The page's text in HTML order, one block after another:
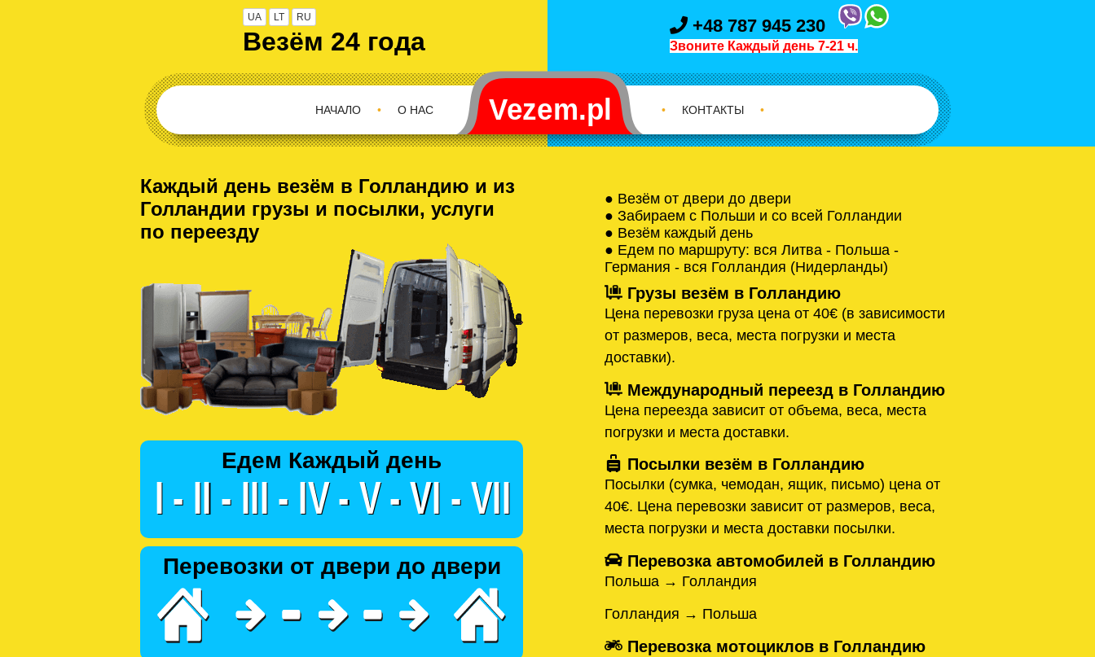
UA LT RU
Везём 24 года
+48 787 945 230
Звоните Каждый день 7-21 ч.
О НАС
•
НАЧАЛО • КОНТАКТЫ •
Каждый день везём в Голландию и из
Голландии грузы и посылки, услуги
по переезду
Едем Каждый день
Перевозки от двери до двери
● Везём от двери до двери
● Забираем с Польши и со всей Голландии
● Везём каждый день
● Едем по маршруту: вся Литва - Польша -
Германия - вся Голландия (Нидерланды)
Грузы везём в Голландию
Цена перевозки груза цена от 40€ (в зависимости
от размеров, веса, места погрузки и места
доставки).
Международный переезд в Голландию
Цена переезда зависит от объема, веса, места
погрузки и места доставки.
Посылки везём в Голландию
Посылки (сумка, чемодан, ящик, письмо) цена от
40€. Цена перевозки зависит от размеров, веса,
места погрузки и места доставки посылки.
Перевозка автомобилей в Голландию
Польша → Голландия
Голландия → Польша
Перевозка мотоциклов в Голландию